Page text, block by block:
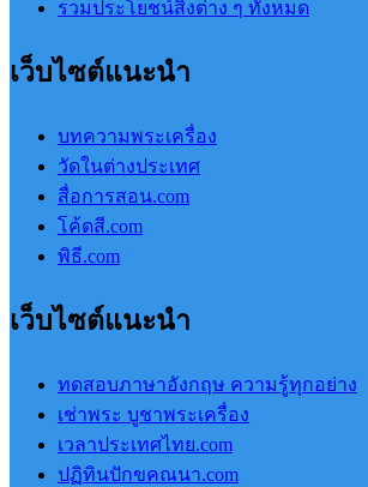
รวมประโยชน์สิ่งต่าง ๆ ทั้งหมด
เว็บไซต์แนะนำ
บทความพระเครื่อง
วัดในต่างประเทศ
สื่อการสอน.com
โค้ดสี.com
พิธี.com
เว็บไซต์แนะนำ
ทดสอบภาษาอังกฤษ ความรู้ทุกอย่าง
เช่าพระ บูชาพระเครื่อง
เวลาประเทศไทย.com
ปฏิทินปักขคณนา.com